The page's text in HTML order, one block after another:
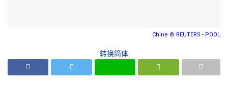
Chine © REUTERS - POOL
转换简体